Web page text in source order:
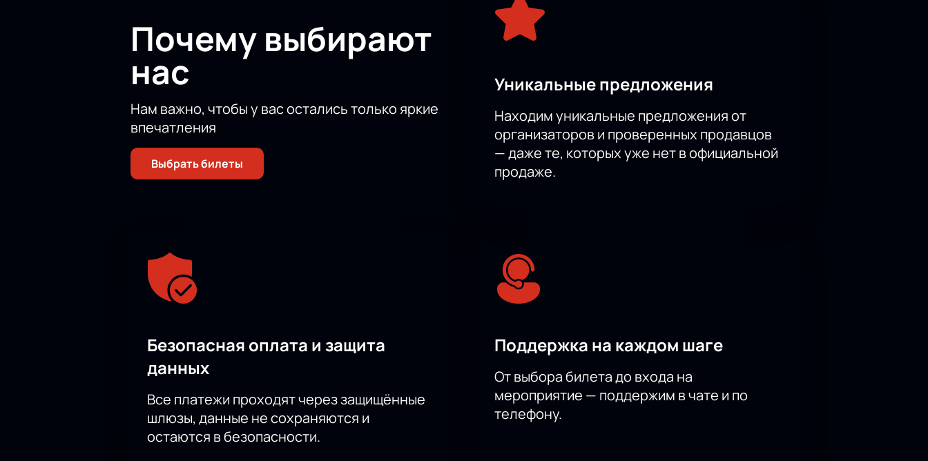
искусством и провести незабываемый вечер в прекрасной атмосфере Пермского академического Театр-Театр.
Почему выбирают
нас
Нам важно, чтобы у вас остались только яркие
впечатления
Выбрать билеты
Уникальные предложения
Находим уникальные предложения от
организаторов и проверенных продавцов
— даже те, которых уже нет в официальной
продаже.
Безопасная оплата и защита
данных
Все платежи проходят через защищённые
шлюзы, данные не сохраняются и
остаются в безопасности.
Поддержка на каждом шаге
От выбора билета до входа на
мероприятие — поддержим в чате и по
телефону.